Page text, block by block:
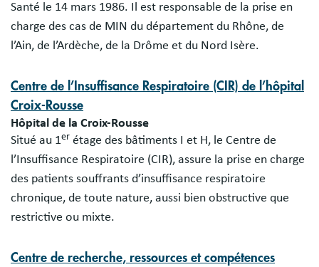
Santé le 14 mars 1986. Il est responsable de la prise en
charge des cas de MIN du département du Rhône, de
l’Ain, de l’Ardèche, de la Drôme et du Nord Isère.
Centre de l’Insuffisance Respiratoire (CIR) de l’hôpital
Croix-Rousse
Hôpital de la Croix-Rousse
Situé au 1er étage des bâtiments I et H, le Centre de
l’Insuffisance Respiratoire (CIR), assure la prise en charge
des patients souffrants d’insuffisance respiratoire
chronique, de toute nature, aussi bien obstructive que
restrictive ou mixte.
Centre de recherche, ressources et compétences